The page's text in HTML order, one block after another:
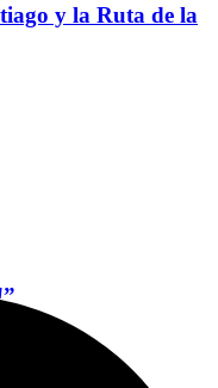
y la Ruta de la